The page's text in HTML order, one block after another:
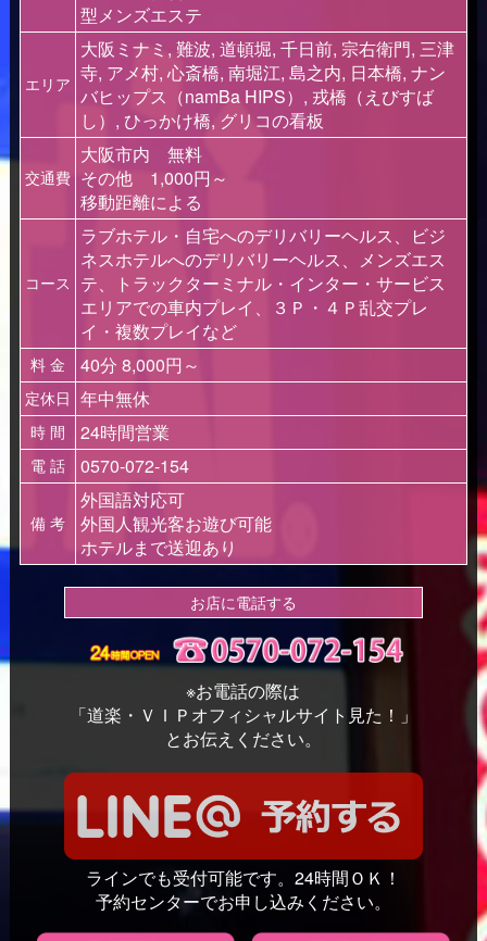
型メンズエステ
エリア
大阪ミナミ, 難波, 道頓堀, 千日前, 宗右衛門, 三津
寺, アメ村, 心斎橋, 南堀江, 島之内, 日本橋, ナン
バヒップス（namBa HIPS）, 戎橋（えびすば
し）, ひっかけ橋, グリコの看板
交通費
大阪市内 無料
その他 1,000円～
移動距離による
コース
ラブホテル・自宅へのデリバリーヘルス、ビジ
ネスホテルへのデリバリーヘルス、メンズエス
テ、トラックターミナル・インター・サービス
エリアでの車内プレイ、３Ｐ・４Ｐ乱交プレ
イ・複数プレイなど
料 金 40分 8,000円～
定休日 年中無休
時 間 24時間営業
電 話 0570-072-154
備 考
外国語対応可
外国人観光客お遊び可能
ホテルまで送迎あり
お店に電話する
※お電話の際は
「道楽・ＶＩＰオフィシャルサイト見た！」
とお伝えください。
ラインでも受付可能です。24時間ＯＫ！
予約センターでお申し込みください。